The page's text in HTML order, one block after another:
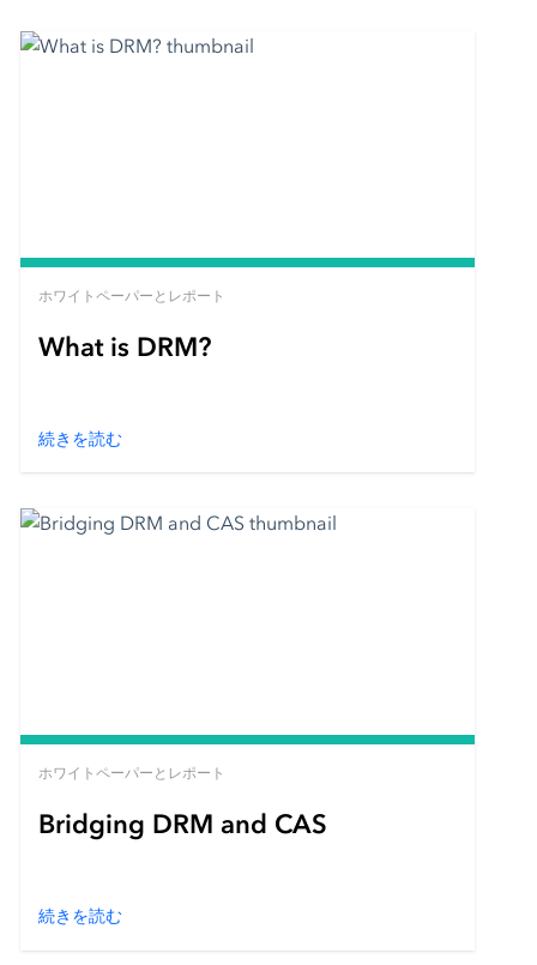
ホワイトペーパーとレポート
What is DRM?
続きを読む
ホワイトペーパーとレポート
Bridging DRM and CAS
続きを読む